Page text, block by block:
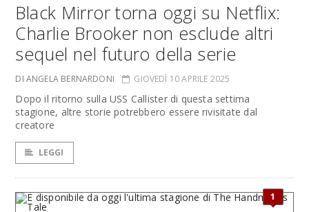
Black Mirror torna oggi su Netflix:
Charlie Brooker non esclude altri
sequel nel futuro della serie
DI ANGELA BERNARDONI GIOVEDÌ 10 APRILE 2025
Dopo il ritorno sulla USS Callister di questa settima
stagione, altre storie potrebbero essere rivisitate dal
creatore
LEGGI
1